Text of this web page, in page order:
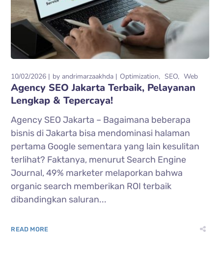
10/02/2026 by andrimarzaakhda Optimization SEO Web
Agency SEO Jakarta Terbaik, Pelayanan
Lengkap & Tepercaya!
Agency SEO Jakarta – Bagaimana beberapa
bisnis di Jakarta bisa mendominasi halaman
pertama Google sementara yang lain kesulitan
terlihat? Faktanya, menurut Search Engine
Journal, 49% marketer melaporkan bahwa
organic search memberikan ROI terbaik
dibandingkan saluran...
READ MORE